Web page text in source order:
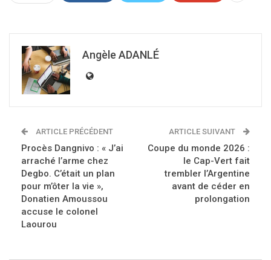
Angèle ADANLÉ
ARTICLE PRÉCÉDENT
Procès Dangnivo : « J’ai
arraché l’arme chez
Degbo. C’était un plan
pour m’ôter la vie »,
Donatien Amoussou
accuse le colonel
Laourou
ARTICLE SUIVANT
Coupe du monde 2026 :
le Cap-Vert fait
trembler l’Argentine
avant de céder en
prolongation